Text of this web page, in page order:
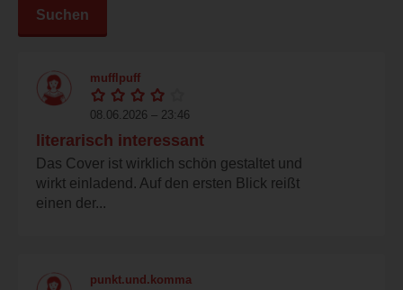
Suchen
mufflpuff
08.06.2026 – 23:46
literarisch interessant
Das Cover ist wirklich schön gestaltet und
wirkt einladend. Auf den ersten Blick reißt
einen der...
punkt.und.komma